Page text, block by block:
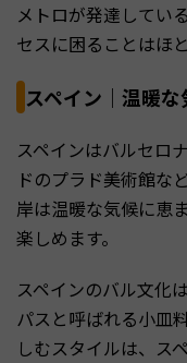
メトロが発達してい
セスに困ることはほ
スペイン｜温暖
スペインはバルセロ
ドのプラド美術館な
岸は温暖な気候に恵
楽しめます。
スペインのバル文化
パスと呼ばれる小皿
しむスタイルは、ス